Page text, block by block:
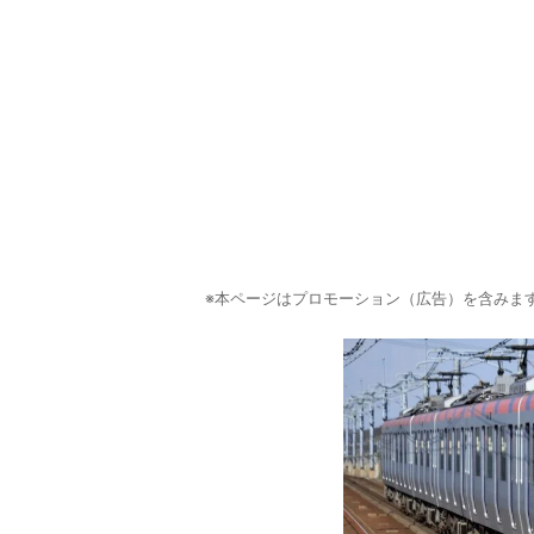
※本ページはプロモーション（広告）を含みま